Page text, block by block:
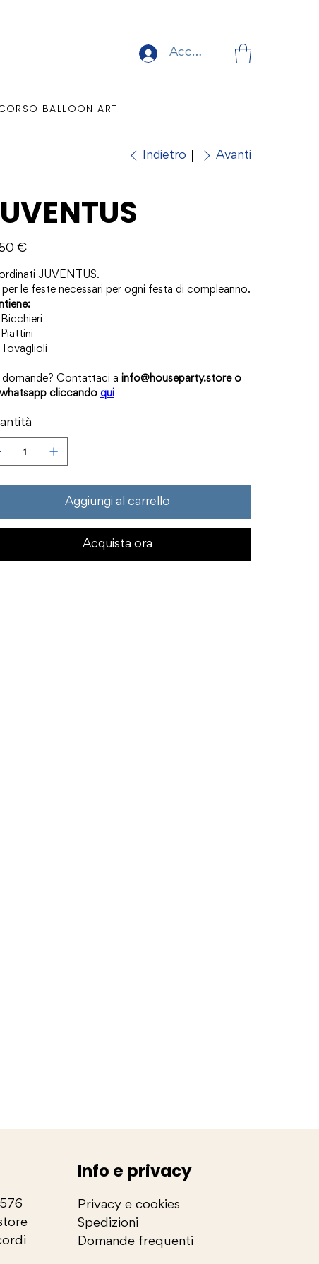
Accedi
BALLOON ART
Indietro Avanti
€
JUVENTUS.
per le feste necessari per ogni festa di compleanno.
Bicchieri
Piattini
Tovaglioli
domande? Contattaci a info@houseparty.store o
cliccando qui
Aggiungi al carrello
Acquista ora
Info e privacy
Privacy e cookies
Spedizioni
Domande frequenti